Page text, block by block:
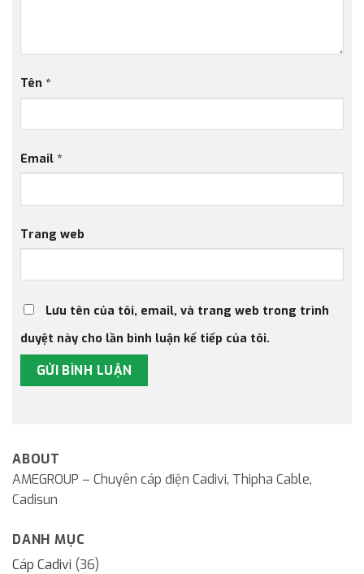
Tên *
Email *
Trang web
Lưu tên của tôi, email, và trang web trong trình
duyệt này cho lần bình luận kế tiếp của tôi.
ABOUT
AMEGROUP – Chuyên cáp điện Cadivi, Thipha Cable,
Cadisun
DANH MỤC
Cáp Cadivi (36)